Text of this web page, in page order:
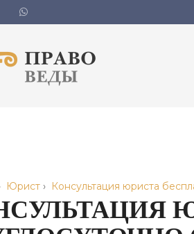
Юрист › Консультация юриста